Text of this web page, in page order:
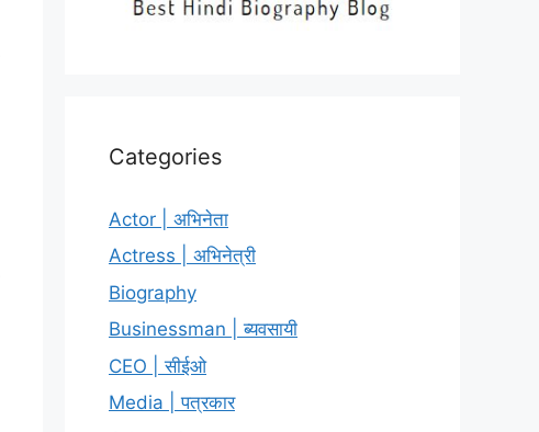
Categories
Actor | अभिनेता
Actress | अभिनेत्री
Biography
Businessman | ब्यवसायी
CEO | सीईओ
Media | पत्रकार